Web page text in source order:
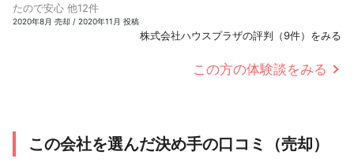
たので安心 他12件
2020年8月 売却 / 2020年11月 投稿
株式会社ハウスプラザの評判（9件）をみる
この方の体験談をみる
この会社を選んだ決め手の口コミ（売却）